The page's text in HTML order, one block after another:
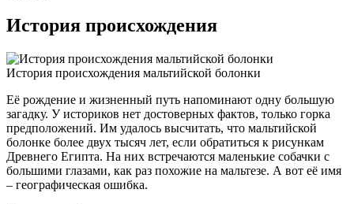
История происхождения
История происхождения мальтийской болонки
Её рождение и жизненный путь напоминают одну большую
загадку. У историков нет достоверных фактов, только горка
предположений. Им удалось высчитать, что мальтийской
болонке более двух тысяч лет, если обратиться к рисункам
Древнего Египта. На них встречаются маленькие собачки с
большими глазами, как раз похожие на мальтезе. А вот её имя
– географическая ошибка.